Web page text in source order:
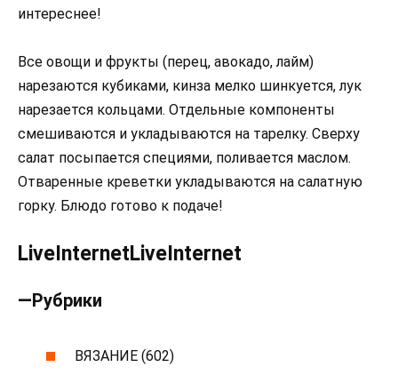
интереснее!
Все овощи и фрукты (перец, авокадо, лайм)
нарезаются кубиками, кинза мелко шинкуется, лук
нарезается кольцами. Отдельные компоненты
смешиваются и укладываются на тарелку. Сверху
салат посыпается специями, поливается маслом.
Отваренные креветки укладываются на салатную
горку. Блюдо готово к подаче!
LiveInternetLiveInternet
—Рубрики
ВЯЗАНИЕ (602)